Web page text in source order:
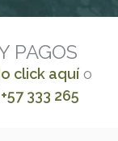
PAGOS
click aquí o
+57 333 265